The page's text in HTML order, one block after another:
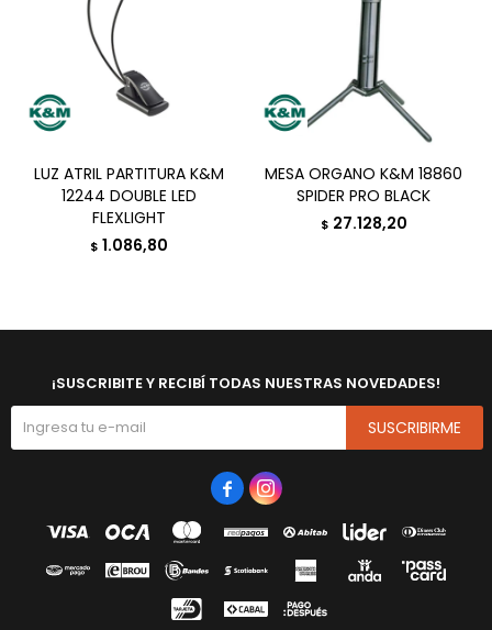
LUZ ATRIL PARTITURA K&M
12244 DOUBLE LED
FLEXLIGHT
$ 1.086,80
MESA ORGANO K&M 18860
SPIDER PRO BLACK
$ 27.128,20
¡SUSCRIBITE Y RECIBÍ TODAS NUESTRAS NOVEDADES!
SUSCRIBIRME
 